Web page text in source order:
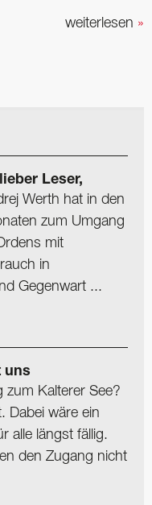
weiterlesen »
Leser,
Werth hat in den
zum Umgang
mit
in
Gegenwart ...
uns
zum Kalterer See?
Dabei wäre ein
alle längst fällig.
den Zugang nicht